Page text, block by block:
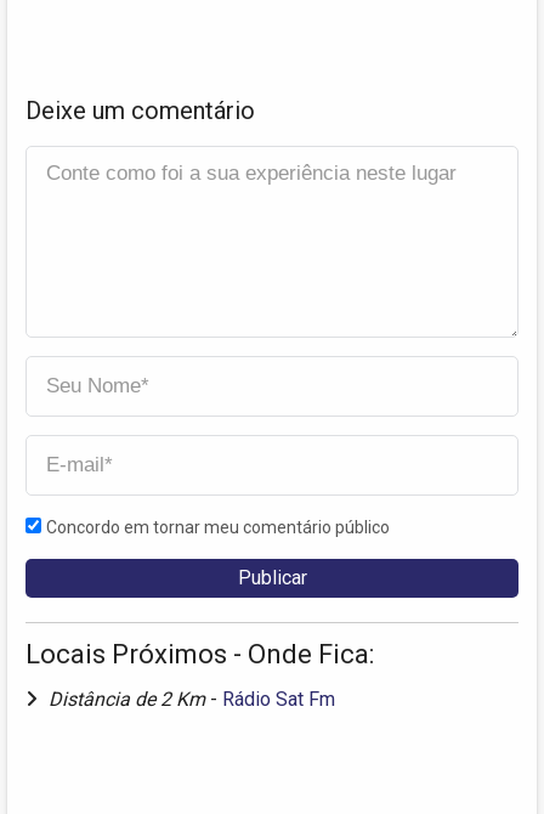
Deixe um comentário
Concordo em tornar meu comentário público
Locais Próximos - Onde Fica:
Distância de 2 Km - Rádio Sat Fm